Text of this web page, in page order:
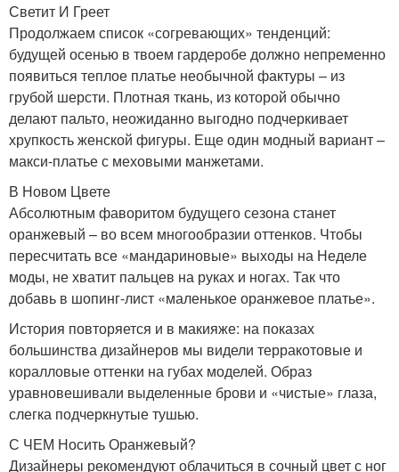
Светит И Греет
Продолжаем список «согревающих» тенденций:
будущей осенью в твоем гардеробе должно непременно
появиться теплое платье необычной фактуры – из
грубой шерсти. Плотная ткань, из которой обычно
делают пальто, неожиданно выгодно подчеркивает
хрупкость женской фигуры. Еще один модный вариант –
макси-платье с меховыми манжетами.
В Новом Цвете
Абсолютным фаворитом будущего сезона станет
оранжевый – во всем многообразии оттенков. Чтобы
пересчитать все «мандариновые» выходы на Неделе
моды, не хватит пальцев на руках и ногах. Так что
добавь в шопинг-лист «маленькое оранжевое платье».
История повторяется и в макияже: на показах
большинства дизайнеров мы видели терракотовые и
коралловые оттенки на губах моделей. Образ
уравновешивали выделенные брови и «чистые» глаза,
слегка подчеркнутые тушью.
С ЧЕМ Носить Оранжевый?
Дизайнеры рекомендуют облачиться в сочный цвет с ног